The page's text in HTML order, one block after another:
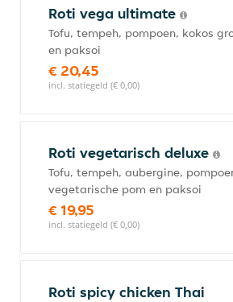
Roti vega ultimate
Tofu, tempeh, pompoen, kokos
en paksoi
€ 20,45
incl. statiegeld (€ 0,00)
Roti vegetarisch deluxe
Tofu, tempeh, aubergine,
vegetarische pom en paksoi
€ 19,95
incl. statiegeld (€ 0,00)
Roti spicy chicken Thai